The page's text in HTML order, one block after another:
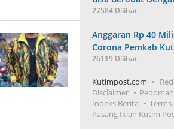
27584 Dilihat
Anggaran Rp 40
Corona Pemkab
26119 Dilihat
Kutimpost.com
Disclaimer
Indeks Berita
Terms
Pasang Iklan Kutim